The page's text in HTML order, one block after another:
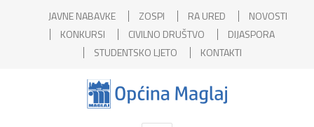
JAVNE NABAVKE ZOSPI RA URED
NOVOSTI
KONKURSI
CIVILNO DRUŠTVO
DIJASPORA
STUDENTSKO LJETO
KONTAKTI